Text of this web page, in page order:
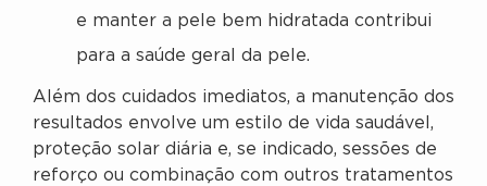
e manter a pele bem hidratada contribui
para a saúde geral da pele.
Além dos cuidados imediatos, a manutenção dos
resultados envolve um estilo de vida saudável,
proteção solar diária e, se indicado, sessões de
reforço ou combinação com outros tratamentos